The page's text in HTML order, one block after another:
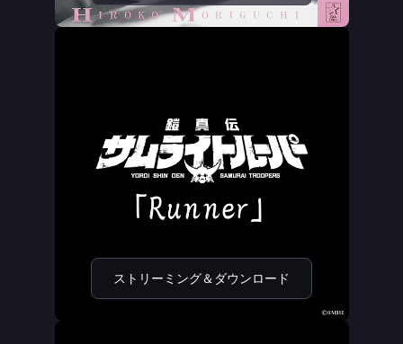
ストリーミング＆ダウンロード